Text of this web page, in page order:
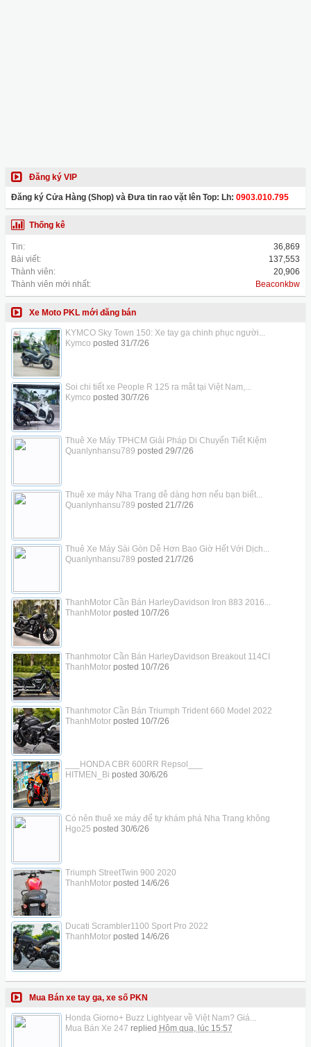
Đăng ký VIP
Đăng ký Cửa Hàng (Shop) và Đưa tin rao vặt lên Top: Lh: 0903.010.795
Thống kê
Tin:
36,869
Bài viết:
137,553
Thành viên:
20,906
Thành viên mới nhất:
Beaconkbw
Xe Moto PKL mới đăng bán
KYMCO Sky Town 150: Xe tay ga chinh phục người...
Kymco posted 31/7/26
Soi chi tiết xe People R 125 ra mắt tại Việt Nam,...
Kymco posted 30/7/26
Thuê Xe Máy TPHCM Giải Pháp Di Chuyển Tiết Kiệm
Quanlynhansu789 posted 29/7/26
Thuê xe máy Nha Trang dễ dàng hơn nếu bạn biết...
Quanlynhansu789 posted 21/7/26
Thuê Xe Máy Sài Gòn Dễ Hơn Bao Giờ Hết Với Dịch...
Quanlynhansu789 posted 21/7/26
ThanhMotor Cần Bán HarleyDavidson Iron 883 2016...
ThanhMotorposted 10/7/26
Thanhmotor Cần Bán HarleyDavidson Breakout 114CI
ThanhMotorposted 10/7/26
Thanhmotor Cần Bán Triumph Trident 660 Model 2022
ThanhMotorposted 10/7/26
___HONDA CBR 600RR Repsol___
HITMEN_Bi posted 30/6/26
Có nên thuê xe máy để tự khám phá Nha Trang không
Hgo25 posted 30/6/26
Triumph StreetTwin 900 2020
ThanhMotorposted 14/6/26
Ducati Scrambler1100 Sport Pro 2022
ThanhMotorposted 14/6/26
Mua Bán xe tay ga, xe số PKN
Honda Giorno+ Buzz Lightyear về Việt Nam? Giá...
Mua Bán Xe 247 replied Hôm qua, lúc 15:57